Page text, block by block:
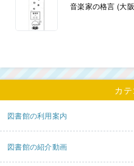
音楽家の格言 (大
カ
図書館の利用案内
図書館の紹介動画